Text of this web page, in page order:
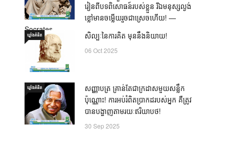
រៀនពីបទពិសោធន៍របស់ខ្លួន រីឯមនុស្សល្ងង់
ខ្លៅមានចម្លើយរួចជាស្រេចហើយ! —
Socrates
21 Oct 2025
ឃ្លាំង​គំនិត សិល្បៈនៃការគិត មុននឹងនិយាយ!
06 Oct 2025
ឃ្លាំង​គំនិត
សញ្ញាបត្រ គ្រាន់តែជាក្រដាសមួយសន្លឹក
ប៉ុណ្ណោះ! ការអប់រំពិតប្រាកដរបស់អ្នក គឺត្រូវ
បានបង្ហាញតាមរយៈឥរិយាបថ!
30 Sep 2025